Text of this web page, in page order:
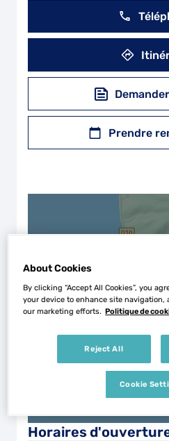
Prendre
Horaires
Naviguer
About Cookies
By clicking “Accept All Cookies”, you
your device to enhance site navigation,
our marketing efforts. Politique de
Reject All
Cookie